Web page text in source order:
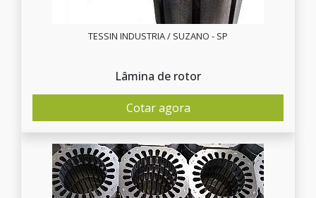
TESSIN INDUSTRIA / SUZANO - SP
Lâmina de rotor
Cotar agora